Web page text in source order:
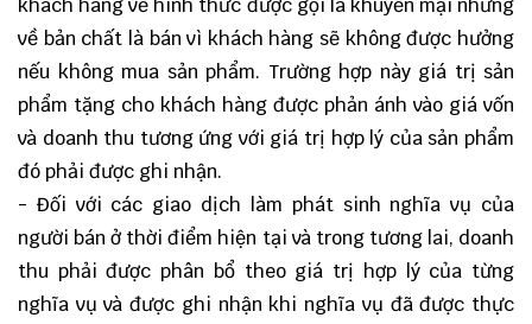
khách hàng về hình thức được gọi là khuyến mại nhưng
về bản chất là bán vì khách hàng sẽ không được hưởng
nếu không mua sản phẩm. Trường hợp này giá trị sản
phẩm tặng cho khách hàng được phản ánh vào giá vốn
và doanh thu tương ứng với giá trị hợp lý của sản phẩm
đó phải được ghi nhận.
- Đối với các giao dịch làm phát sinh nghĩa vụ của
người bán ở thời điểm hiện tại và trong tương lai, doanh
thu phải được phân bổ theo giá trị hợp lý của từng
nghĩa vụ và được ghi nhận khi nghĩa vụ đã được thực